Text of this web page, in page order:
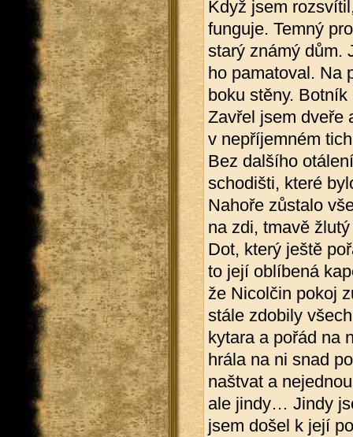
Když jsem
funguje. Temný
starý známý dům.
ho pamatoval. Na
boku stěny.
Zavřel jsem dveře
v nepříjemném
Bez dalšího
schodišti, které
Nahoře zůstalo
na zdi, tmavě
Dot, který ještě
to její oblíbená
že Nicolčin pokoj
stále zdobily
kytara a pořád na
hrála na ni snad
naštvat a
ale jindy… Jindy
jsem došel k její